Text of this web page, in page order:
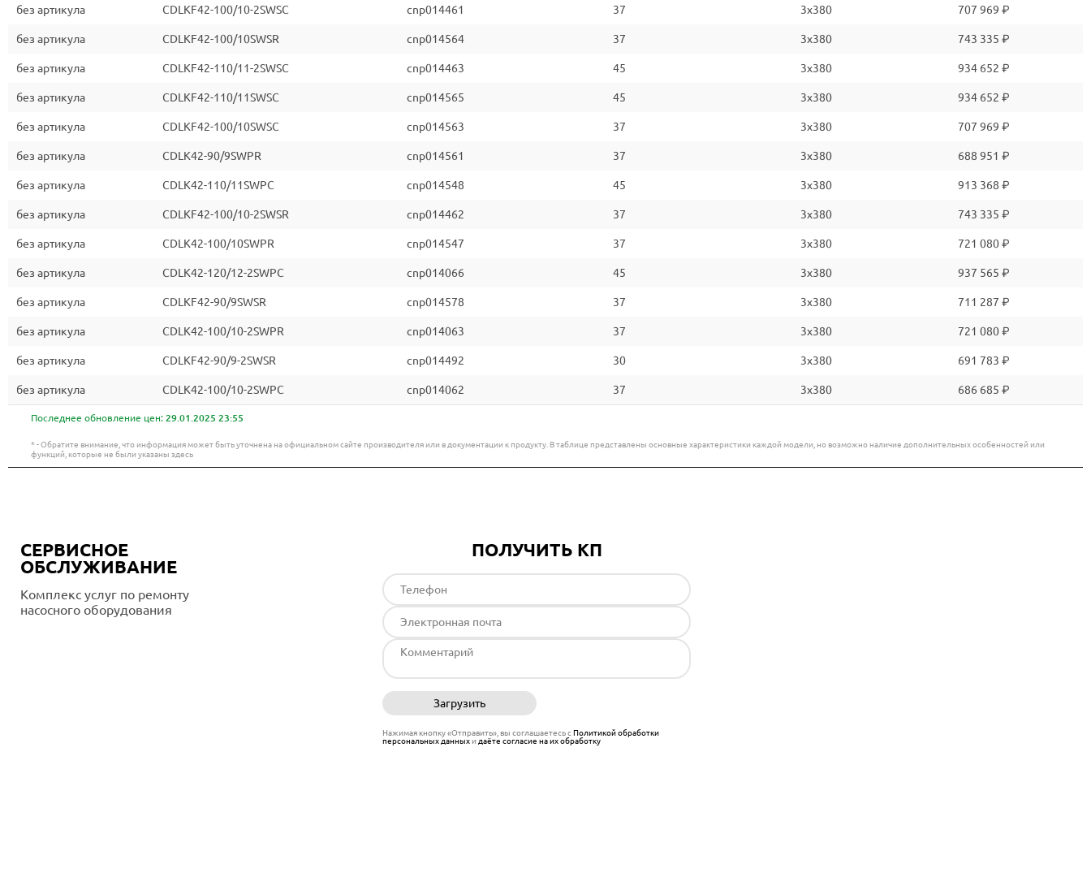
без артикула CDLKF42-100/10-2SWSC cnp014461 37 3x380 707 969 ₽
без артикула CDLKF42-100/10SWSR cnp014564 37 3x380 743 335 ₽
без артикула CDLKF42-110/11-2SWSC cnp014463 45 3x380 934 652 ₽
без артикула CDLKF42-110/11SWSC cnp014565 45 3x380 934 652 ₽
без артикула CDLKF42-100/10SWSC cnp014563 37 3x380 707 969 ₽
без артикула CDLK42-90/9SWPR cnp014561 37 3x380 688 951 ₽
без артикула CDLK42-110/11SWPC cnp014548 45 3x380 913 368 ₽
без артикула CDLKF42-100/10-2SWSR cnp014462 37 3x380 743 335 ₽
без артикула CDLK42-100/10SWPR cnp014547 37 3x380 721 080 ₽
без артикула CDLK42-120/12-2SWPC cnp014066 45 3x380 937 565 ₽
без артикула CDLKF42-90/9SWSR cnp014578 37 3x380 711 287 ₽
без артикула CDLK42-100/10-2SWPR cnp014063 37 3x380 721 080 ₽
без артикула CDLKF42-90/9-2SWSR cnp014492 30 3x380 691 783 ₽
без артикула CDLK42-100/10-2SWPC cnp014062 37 3x380 686 685 ₽
Последнее обновление цен: 29.01.2025 23:55
* - Обратите внимание, что информация может быть уточнена на официальном сайте производителя или в документации к продукту. В таблице представлены основные характеристики каждой модели, но возможно наличие дополнительных особенностей или
функций, которые не были указаны здесь
СЕРВИСНОЕ
ОБСЛУЖИВАНИЕ
Комплекс услуг по ремонту
насосного оборудования
ПОЛУЧИТЬ КП
Загрузить
Нажимая кнопку «Отправить», вы соглашаетесь сПолитикой обработки
персональных данныхи даёте согласие на их обработку